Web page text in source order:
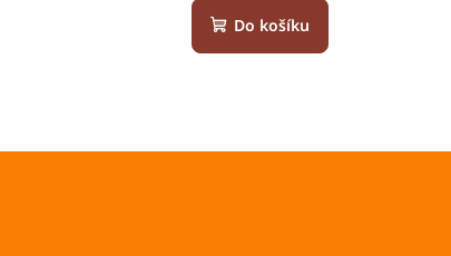
Do košíku